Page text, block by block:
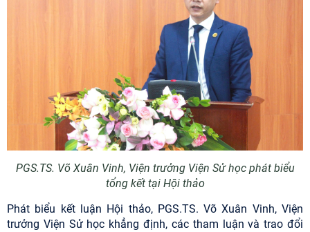
PGS.TS. Võ Xuân Vinh, Viện trưởng Viện Sử học phát biểu
tổng kết tại Hội thảo
Phát biểu kết luận Hội thảo, PGS.TS. Võ Xuân Vinh, Viện
trưởng Viện Sử học khẳng định, các tham luận và trao đổi